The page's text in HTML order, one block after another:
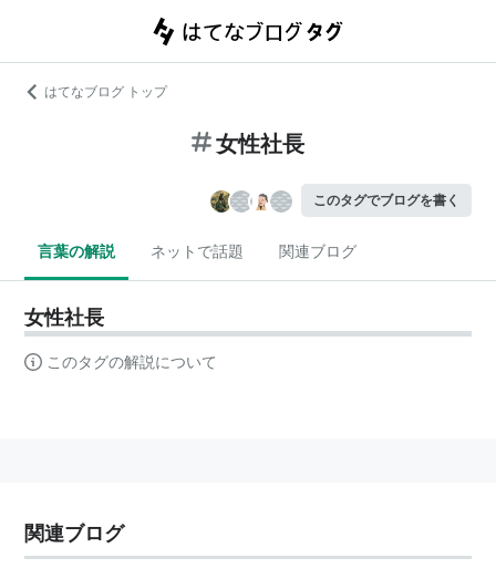
はてなブログ トップ
女性社長
このタグでブログを書く
言葉の解説 ネットで話題 関連ブログ
女性社長
このタグの解説について
関連ブログ